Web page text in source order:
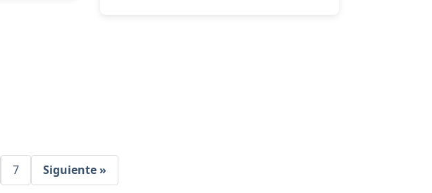
7 Siguiente »